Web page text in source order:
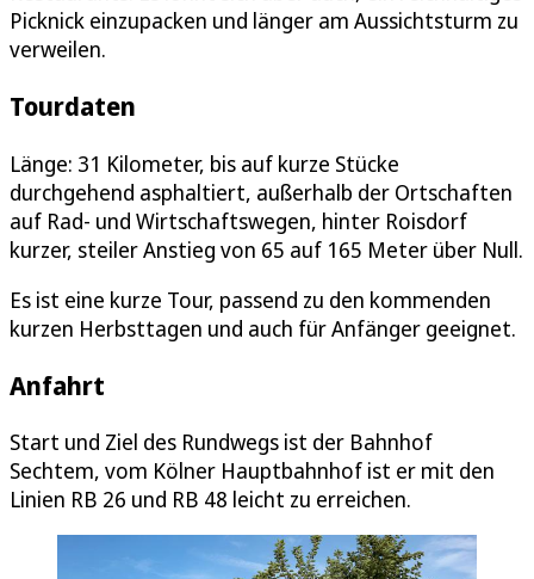
Picknick einzupacken und länger am Aussichtsturm zu
verweilen.
Tourdaten
Länge: 31 Kilometer, bis auf kurze Stücke
durchgehend asphaltiert, außerhalb der Ortschaften
auf Rad- und Wirtschaftswegen, hinter Roisdorf
kurzer, steiler Anstieg von 65 auf 165 Meter über Null.
Es ist eine kurze Tour, passend zu den kommenden
kurzen Herbsttagen und auch für Anfänger geeignet.
Anfahrt
Start und Ziel des Rundwegs ist der Bahnhof
Sechtem, vom Kölner Hauptbahnhof ist er mit den
Linien RB 26 und RB 48 leicht zu erreichen.